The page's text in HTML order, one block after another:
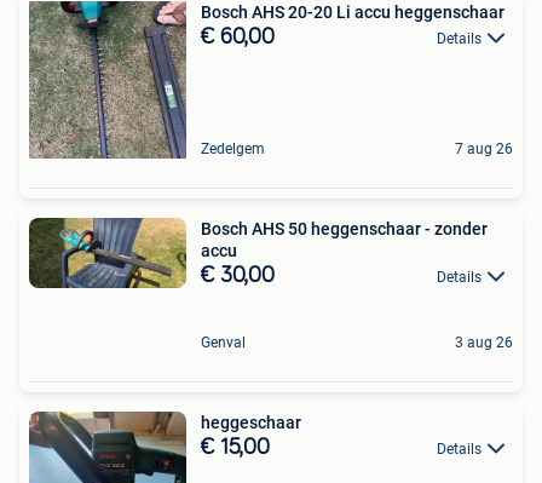
Bosch AHS 20-20 Li accu heggenschaar
€ 60,00 Details
Zedelgem 7 aug 26
Bosch AHS 50 heggenschaar - zonder
accu
€ 30,00 Details
Genval 3 aug 26
heggeschaar
€ 15,00 Details